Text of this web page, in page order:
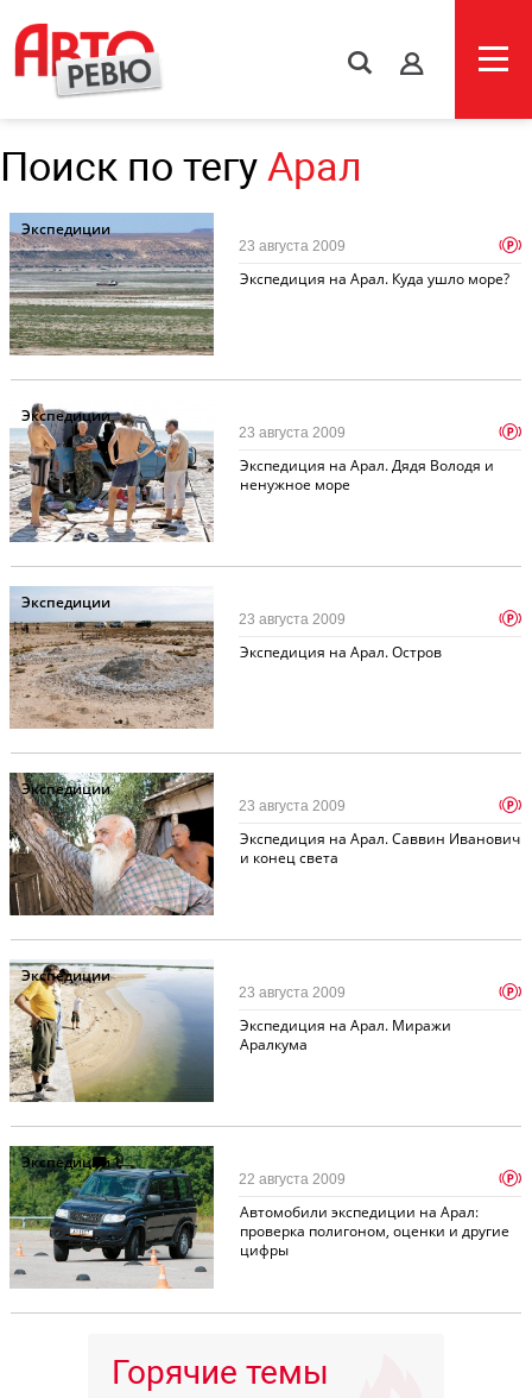
s
Поиск по тегу Арал
Экспедиции
Экспедиция на Арал. Куда ушло море?
23 августа 2009 p
Экспедиции
Экспедиция на Арал. Дядя Володя и
ненужное море
23 августа 2009 p
Экспедиции
Экспедиция на Арал. Остров
23 августа 2009 p
Экспедиции
Экспедиция на Арал. Саввин Иванович
и конец света
23 августа 2009 p
Экспедиции
Экспедиция на Арал. Миражи
Аралкума
23 августа 2009 p
Экспедиции1
Автомобили экспедиции на Арал:
проверка полигоном, оценки и другие
цифры
22 августа 2009 p
Горячие темы